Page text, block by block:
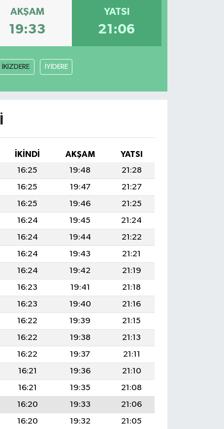
AKŞAM
19:33
YATSI
21:06
İKİZDERE İYİDERE
İKINDI AKŞAM
YATSI
16:25 19:48
21:28
16:25 19:47
21:27
16:25 19:46
21:25
16:24 19:45
21:24
16:24 19:44
21:22
16:24 19:43
21:21
16:24 19:42
21:19
16:23 19:41
21:18
16:23 19:40
21:16
16:22 19:39
21:15
16:22 19:38
21:13
16:22 19:37
21:11
16:21 19:36
21:10
16:21 19:35
21:08
16:20 19:33
21:06
16:20 19:32
21:05